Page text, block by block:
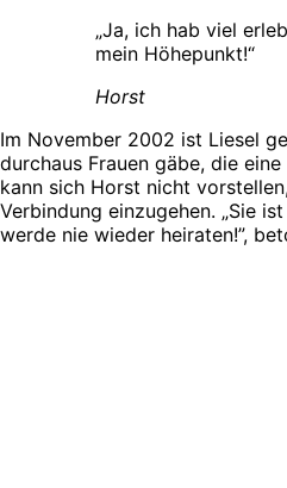
„Ja, ich hab viel
mein Höhepunkt!“
Horst
Im November 2002 ist Liesel
durchaus Frauen gäbe, die
kann sich Horst nicht
Verbindung einzugehen. „Sie
werde nie wieder heiraten!”,